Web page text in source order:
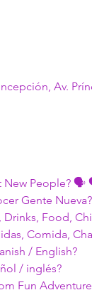
Av.
New People?
Gente
Food,
Comida,
/ English?
/ inglés?
Fun